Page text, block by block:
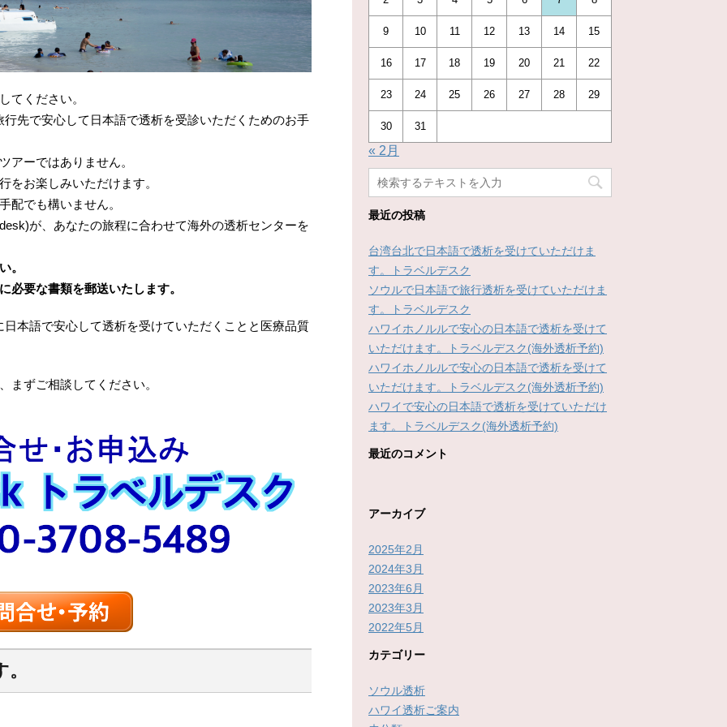
てください。
先で安心して日本語で透析を受診いただくためのお手
アーではありません。
をお楽しみいただけます。
配でも構いません。
が、あなたの旅程に合わせて海外の透析センターを
。
必要な書類を郵送いたします。
本語で安心して透析を受けていただくことと医療品質
まずご相談してください。
9 10 11 12 13 14 15
16 17 18 19 20 21 22
23 24 25 26 27 28 29
30 31
« 2月
最近の投稿
台湾台北で日本語で透析を受けていただけま
す。トラベルデスク
ソウルで日本語で旅行透析を受けていただけま
す。トラベルデスク
ハワイホノルルで安心の日本語で透析を受けて
いただけます。トラベルデスク(海外透析予約)
ハワイホノルルで安心の日本語で透析を受けて
いただけます。トラベルデスク(海外透析予約)
ハワイで安心の日本語で透析を受けていただけ
ます。トラベルデスク(海外透析予約)
最近のコメント
アーカイブ
2025年2月
2024年3月
2023年6月
2023年3月
2022年5月
カテゴリー
ソウル透析
ハワイ透析ご案内